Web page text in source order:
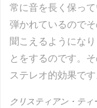
常に音を長く保っ
弾かれているので
聞こえるようにな
とをするのです。
ステレオ的効果で
クリスティアン・ティ